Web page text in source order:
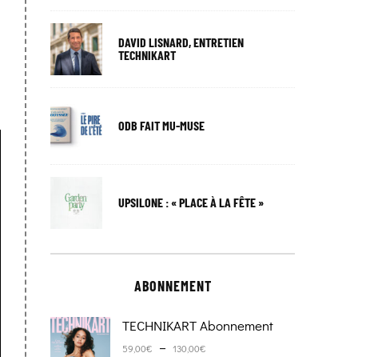
DAVID LISNARD, ENTRETIEN
TECHNIKART
ODB FAIT MU-MUSE
UPSILONE : « PLACE À LA FÊTE »
ABONNEMENT
TECHNIKART Abonnement
59,00€ – 130,00€